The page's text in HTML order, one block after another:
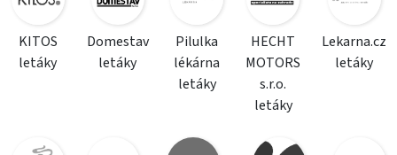
KITOS
letáky
Domestav
letáky
Pilulka
lékárna
letáky
HECHT
MOTORS
s.r.o.
letáky
Lekarna.cz
letáky